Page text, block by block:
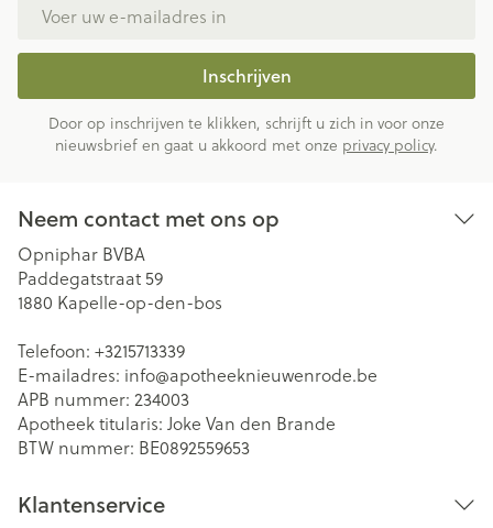
Inschrijven
Door op inschrijven te klikken, schrijft u zich in voor onze
nieuwsbrief en gaat u akkoord met onze privacy policy.
Neem contact met ons op
Opniphar BVBA
Paddegatstraat 59
1880 Kapelle-op-den-bos
Telefoon: +3215713339
E-mailadres: info@apotheeknieuwenrode.be
APB nummer: 234003
Apotheek titularis: Joke Van den Brande
BTW nummer: BE0892559653
Klantenservice